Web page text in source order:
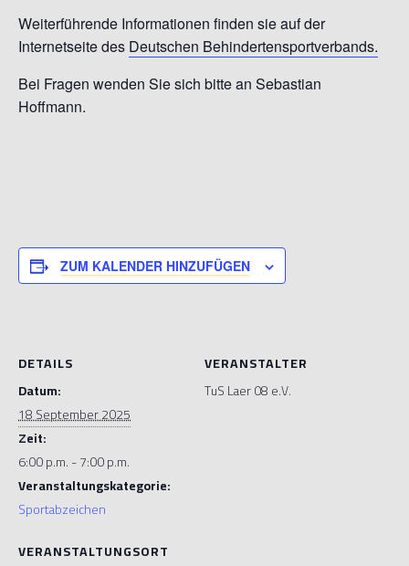
Weiterführende Informationen finden sie auf der
Internetseite des Deutschen Behindertensportverbands.
Bei Fragen wenden Sie sich bitte an Sebastian
Hoffmann.
ZUM KALENDER HINZUFÜGEN
DETAILS
Datum:
18 September 2025
Zeit:
6:00 p.m. - 7:00 p.m.
Veranstaltungskategorie:
Sportabzeichen
VERANSTALTUNGSORT
VERANSTALTER
TuS Laer 08 e.V.